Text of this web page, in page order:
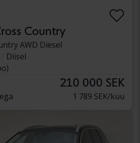
Country
AWD Diesel
Diisel
210 000 SEK
1 789 SEK/kuu